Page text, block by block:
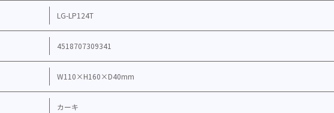
LG-LP124T
4518707309341
W110×H160×D40mm
カーキ